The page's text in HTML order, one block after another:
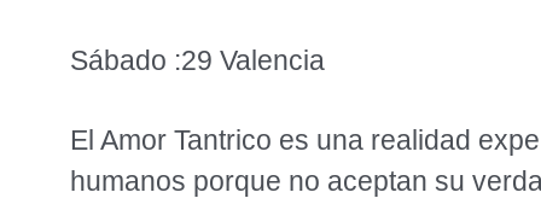
Sábado :29 Valencia
El Amor Tantrico es una realidad
humanos porque no aceptan su